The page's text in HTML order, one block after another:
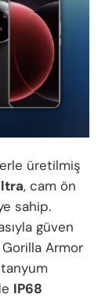
üretilmiş
, cam ön
sahip.
güven
Armor
IP68